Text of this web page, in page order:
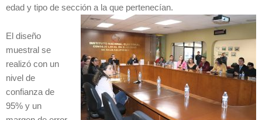
edad y tipo de sección a la que pertenecían.
El diseño
muestral se
realizó con un
nivel de
confianza de
95% y un